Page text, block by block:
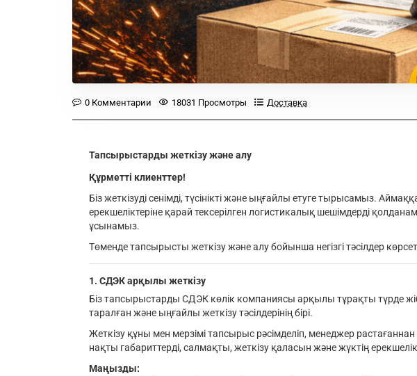
0 Комментарии 18031 Просмотры Доставка
Тапсырыстарды жеткізу және алу
Құрметті клиенттер!
Біз жеткізуді сенімді, түсінікті және ыңғайлы етуге тырысамыз.
ерекшеліктеріне қарай тексерілген логистикалық шешімдерді
ұсынамыз.
Төменде тапсырысты жеткізу және алу бойынша негізгі тәсілдер
1. СДЭК арқылы жеткізу
Біз тапсырыстарды СДЭК көлік компаниясы арқылы тұрақты түрде
таралған және ыңғайлы жеткізу тәсілдерінің бірі.
Жеткізу құны мен мерзімі тапсырыс рәсімделіп, менеджер растағаннан
нақты габариттерді, салмақты, жеткізу қаласын және жүктің
Маңызды: